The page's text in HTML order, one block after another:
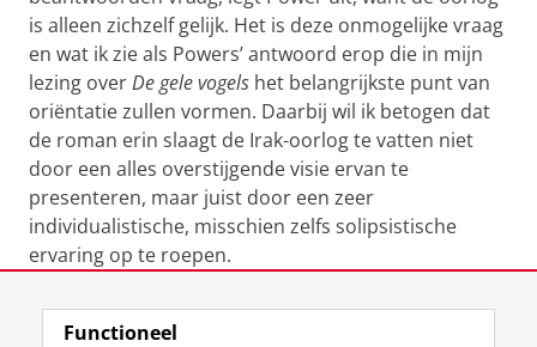
is alleen zichzelf gelijk. Het is deze onmogelijke vraag
en wat ik zie als Powers’ antwoord erop die in mijn
lezing overDe gele vogels het belangrijkste punt van
oriëntatie zullen vormen. Daarbij wil ik betogen dat
de roman erin slaagt de Irak-oorlog te vatten niet
door een alles overstijgende visie ervan te
presenteren, maar juist door een zeer
individualistische, misschien zelfs solipsistische
ervaring op te roepen.
Laatst gewijzigd: 16 december 2019 11:45
Functioneel